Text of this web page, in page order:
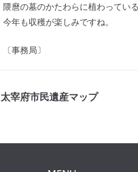
隈麿の墓のかたわらに植わってい
今年も収穫が楽しみですね。
〔事務局〕
太宰府市民遺産マップ